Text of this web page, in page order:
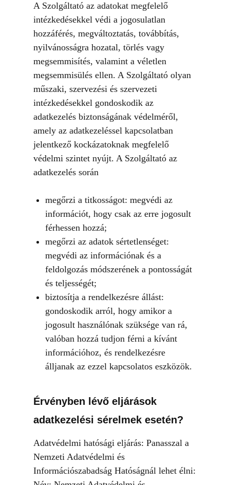
A Szolgáltató az adatokat megfelelő
intézkedésekkel védi a jogosulatlan
hozzáférés, megváltoztatás, továbbítás,
nyilvánosságra hozatal, törlés vagy
megsemmisítés, valamint a véletlen
megsemmisülés ellen. A Szolgáltató olyan
műszaki, szervezési és szervezeti
intézkedésekkel gondoskodik az
adatkezelés biztonságának védelméről,
amely az adatkezeléssel kapcsolatban
jelentkező kockázatoknak megfelelő
védelmi szintet nyújt. A Szolgáltató az
adatkezelés során
megőrzi a titkosságot: megvédi az
információt, hogy csak az erre jogosult
férhessen hozzá;
megőrzi az adatok sértetlenséget:
megvédi az információnak és a
feldolgozás módszerének a pontosságát
és teljességét;
biztosítja a rendelkezésre állást:
gondoskodik arról, hogy amikor a
jogosult használónak szüksége van rá,
valóban hozzá tudjon férni a kívánt
információhoz, és rendelkezésre
álljanak az ezzel kapcsolatos eszközök.
Érvényben lévő eljárások
adatkezelési sérelmek esetén?
Adatvédelmi hatósági eljárás: Panasszal a
Nemzeti Adatvédelmi és
Információszabadság Hatóságnál lehet élni: